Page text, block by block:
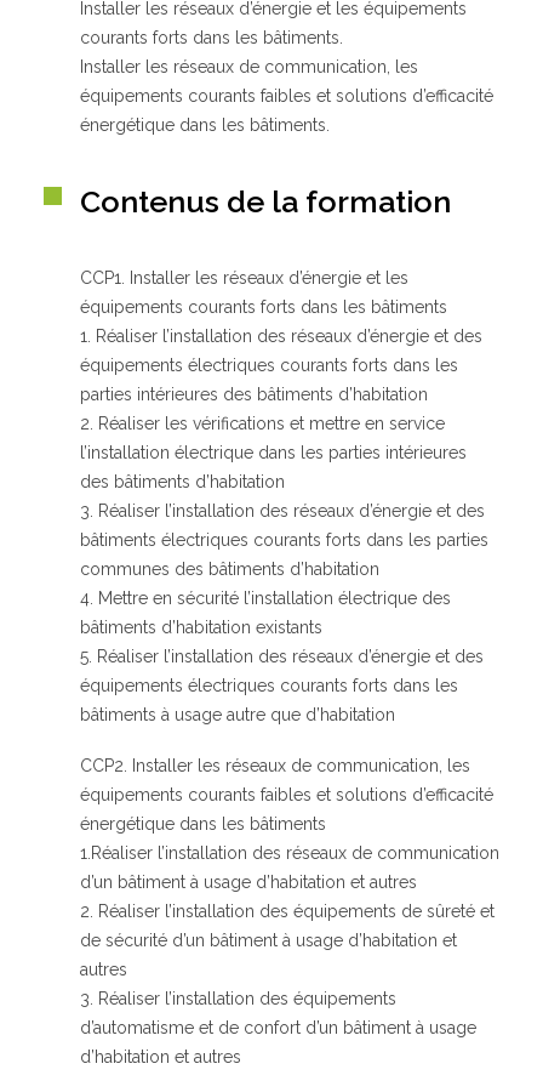
Qui sommes-nous ?
GRETA-CFA de Besançon
GRETA-CFA Haute-Saône – Nord Franche-Comté
GRETA-CFA Jura
Installer les réseaux d’énergie et les équipements
courants forts dans les bâtiments.
Installer les réseaux de communication, les
équipements courants faibles et solutions d’efficacité
énergétique dans les bâtiments.
Contenus de la formation
CCP1. Installer les réseaux d’énergie et les
équipements courants forts dans les bâtiments
1. Réaliser l’installation des réseaux d’énergie et des
équipements électriques courants forts dans les
parties intérieures des bâtiments d’habitation
2. Réaliser les vérifications et mettre en service
l’installation électrique dans les parties intérieures
des bâtiments d’habitation
3. Réaliser l’installation des réseaux d’énergie et des
bâtiments électriques courants forts dans les parties
communes des bâtiments d’habitation
4. Mettre en sécurité l’installation électrique des
bâtiments d’habitation existants
5. Réaliser l’installation des réseaux d’énergie et des
équipements électriques courants forts dans les
bâtiments à usage autre que d’habitation
CCP2. Installer les réseaux de communication, les
équipements courants faibles et solutions d’efficacité
énergétique dans les bâtiments
1.Réaliser l’installation des réseaux de communication
d’un bâtiment à usage d’habitation et autres
2. Réaliser l’installation des équipements de sûreté et
de sécurité d’un bâtiment à usage d’habitation et
autres
3. Réaliser l’installation des équipements
d’automatisme et de confort d’un bâtiment à usage
d’habitation et autres